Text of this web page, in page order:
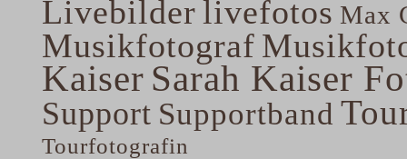
Livebilderlivefotos Max
Musikfotograf
Kaiser Sarah Kaiser
Support Supportband
Tourfotografin